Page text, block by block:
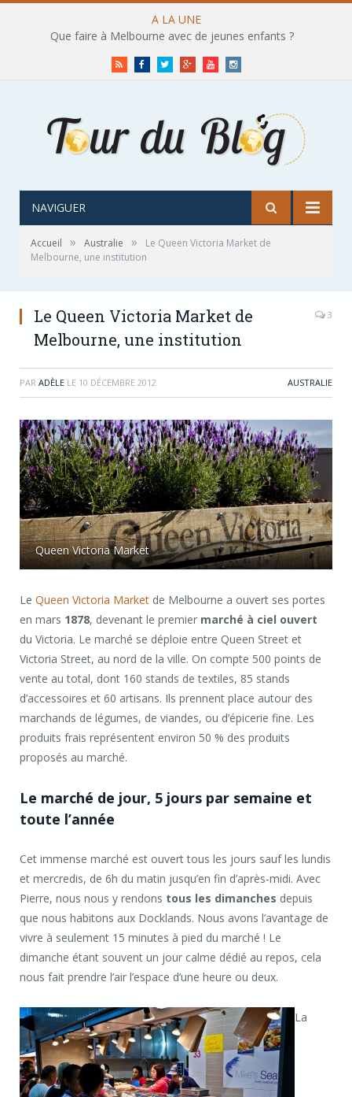
A LA UNE
Que faire à Melbourne avec de jeunes enfants ?
RSS FacebookTwitterGoogle+YoutubeInstagram
NAVIGUER
Accueil » Australie »
Le Queen Victoria Market de
Melbourne, une institution
Le Queen Victoria Market de
Melbourne, une institution
3
PAR ADÈLE LE 10 DÉCEMBRE 2012 AUSTRALIE
Queen Victoria Market
Le Queen Victoria Market de Melbourne a ouvert ses portes
en mars 1878, devenant le premier marché à ciel ouvert
du Victoria. Le marché se déploie entre Queen Street et
Victoria Street, au nord de la ville. On compte 500 points de
vente au total, dont 160 stands de textiles, 85 stands
d’accessoires et 60 artisans. Ils prennent place autour des
marchands de légumes, de viandes, ou d’épicerie fine. Les
produits frais représentent environ 50 % des produits
proposés au marché.
Le marché de jour, 5 jours par semaine et
toute l’année
Cet immense marché est ouvert tous les jours sauf les lundis
et mercredis, de 6h du matin jusqu’en fin d’après-midi. Avec
Pierre, nous nous y rendons tous les dimanches depuis
que nous habitons aux Docklands. Nous avons l’avantage de
vivre à seulement 15 minutes à pied du marché ! Le
dimanche étant souvent un jour calme dédié au repos, cela
nous fait prendre l’air l’espace d’une heure ou deux.
La